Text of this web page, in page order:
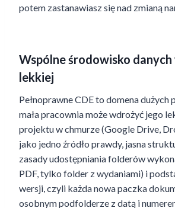
potem zastanawiasz się nad zmianą
Wspólne środowisko danych
lekkiej
Pełnoprawne CDE to domena dużych
mała pracownia może wdrożyć jego
projektu w chmurze (Google Drive,
jako jedno źródło prawdy, jasna
zasady udostępniania folderów
PDF, tylko folder z wydaniami) i
wersji, czyli każda nowa paczka
osobnym podfolderze z datą i